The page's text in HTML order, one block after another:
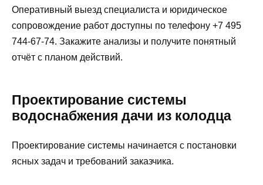
Оперативный выезд специалиста и юридическое
сопровождение работ доступны по телефону +7 495
744-67-74. Закажите анализы и получите понятный
отчёт с планом действий.
Проектирование системы
водоснабжения дачи из колодца
Проектирование системы начинается с постановки
ясных задач и требований заказчика.